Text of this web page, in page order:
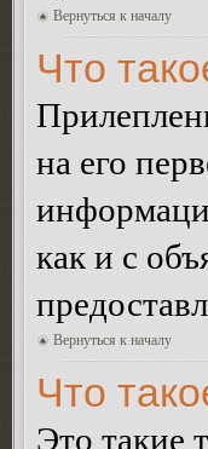
Вернуться к началу
Что
на его
как и с
Вернуться к началу
Что
Это такие